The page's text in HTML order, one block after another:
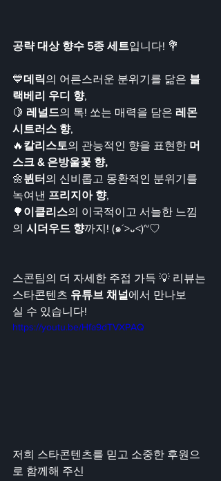
공략 대상 향수 5종 세트입니다! 💐
💙데릭의 어른스러운 분위기를 닮은 블
랙베리 우디 향,
🍋 레널드의 톡! 쏘는 매력을 담은 레몬
시트러스 향,
🔥 칼리스토의 관능적인 향을 표현한 머
스크 & 은방울꽃 향,
🌼뷘터 의 신비롭고 몽환적인 분위기를
녹여낸 프리지아 향,
🌳 이클리스의 이국적이고 서늘한 느낌
의 시더우드 향까지! (๑´>᎑<)~♡
스콘팀의 더 자세한 주접 가득 💡 리뷰는
스타콘텐츠 유튜브 채널 에서 만나보
실 수 있습니다!
https://youtu.be/Hfa9dTVXPAQ
저희 스타콘텐츠를 믿고 소중한 후원으
로 함께해 주신